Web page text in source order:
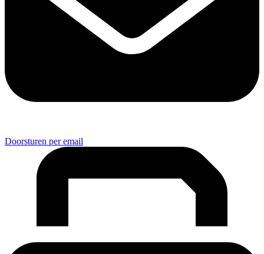
Doorsturen per email